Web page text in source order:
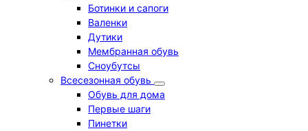
Ботинки и сапоги
Валенки
Дутики
Мембранная обувь
Сноубутсы
Всесезонная обувь
Обувь для дома
Первые шаги
Пинетки